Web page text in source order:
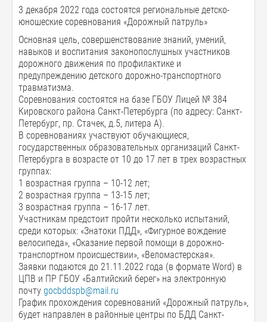
3 декабря 2022 года состоятся региональные детско-
юношеские соревнования «Дорожный патруль»
Основная цель, совершенствование знаний, умений,
навыков и воспитания законопослушных участников
дорожного движения по профилактике и
предупреждению детского дорожно-транспортного
травматизма.
Соревнования состоятся на базе ГБОУ Лицей № 384
Кировского района Санкт-Петербурга (по адресу: Санкт-
Петербург, пр. Стачек, д.5, литера А).
В соревнованиях участвуют обучающиеся,
государственных образовательных организаций Санкт-
Петербурга в возрасте от 10 до 17 лет в трех возрастных
группах:
1 возрастная группа – 10-12 лет;
2 возрастная группа – 13-15 лет;
3 возрастная группа – 16-17 лет.
Участникам предстоит пройти несколько испытаний,
среди которых: «Знатоки ПДД», «Фигурное вождение
велосипеда», «Оказание первой помощи в дорожно-
транспортном происшествии», «Веломастерская».
Заявки подаются до 21.11.2022 года (в формате Word) в
ЦПВ и ПР ГБОУ «Балтийский берег» на электронную
почту gocbddspb@mail.ru
График прохождения соревнований «Дорожный патруль»,
будет направлен в районные центры по БДД Санкт-